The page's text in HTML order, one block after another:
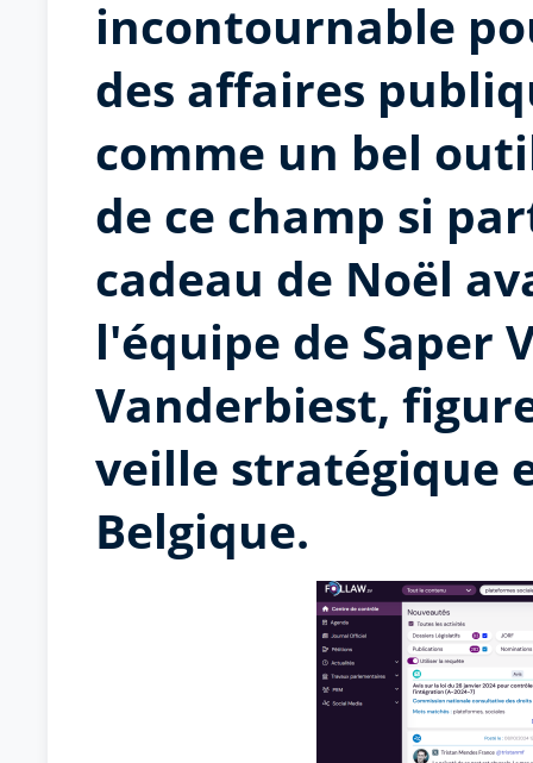
incontournable
des affaires
comme un bel
de ce champ si
cadeau de Noël
l'équipe de Saper
Vanderbiest,
veille stratégique
Belgique.